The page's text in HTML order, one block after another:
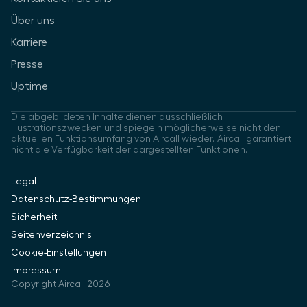
Über uns
Karriere
Presse
Uptime
Die abgebildeten Inhalte dienen ausschließlich
Illustrationszwecken und spiegeln möglicherweise nicht den
aktuellen Funktionsumfang von Aircall wieder. Aircall garantiert
nicht die Verfügbarkeit der dargestellten Funktionen.
Copyright Aircall 2026
Legal
Datenschutz-Bestimmungen
Sicherheit
Seitenverzeichnis
Cookie-Einstellungen
Impressum